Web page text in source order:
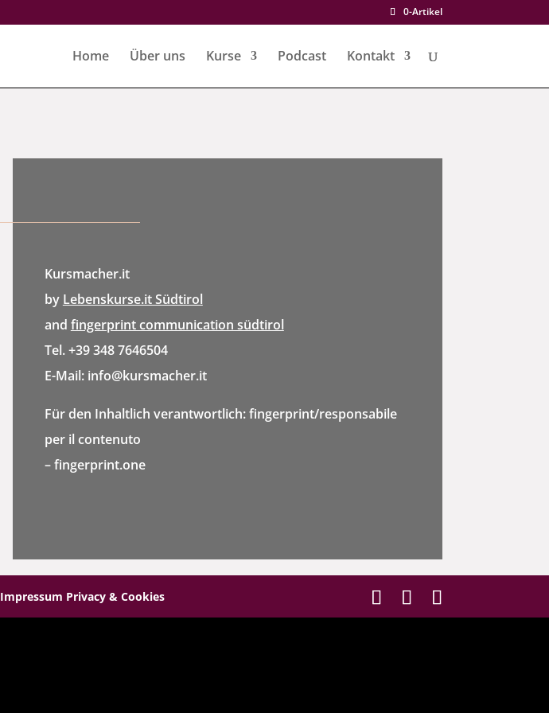
0-Artikel
Home Über uns Kurse Podcast Kontakt
Kursmacher.it
by Lebenskurse.it Südtirol
and fingerprint communication südtirol
Tel.+39 348 7646504
E-Mail: info@kursmacher.it
Für den Inhaltlich verantwortlich: fingerprint/responsabile
per il contenuto
– fingerprint.one
Impressum Privacy & Cookies